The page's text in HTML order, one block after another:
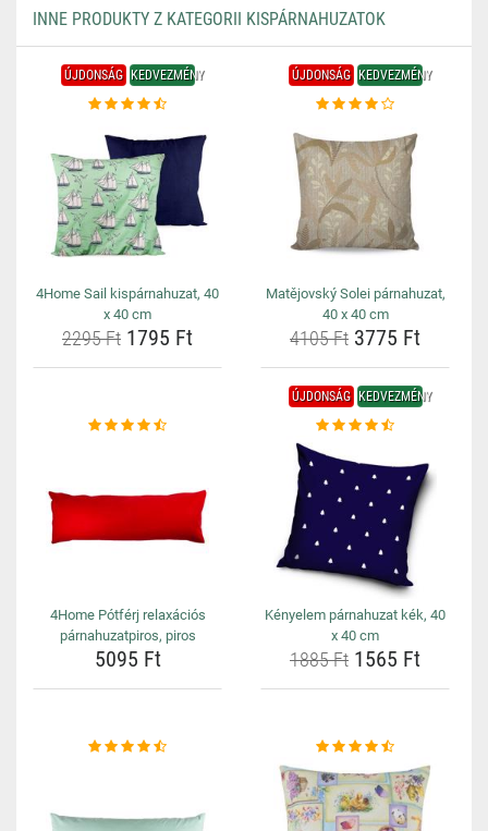
INNE PRODUKTY Z KATEGORII KISPÁRNAHUZATOK
ÚJDONSÁG KEDVEZMÉNY
4Home Sail kispárnahuzat, 40
x 40 cm
2295 Ft 1795 Ft
ÚJDONSÁG KEDVEZMÉNY
Matějovský Solei párnahuzat,
40 x 40 cm
4105 Ft 3775 Ft
4Home Pótférj relaxációs
párnahuzatpiros, piros
5095 Ft
ÚJDONSÁG KEDVEZMÉNY
Kényelem párnahuzat kék, 40
x 40 cm
1885 Ft 1565 Ft